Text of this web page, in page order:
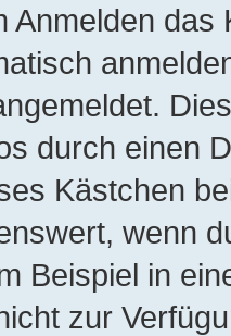
Anmelden das
durch einen
Kästchen
wenn
Beispiel in
zur